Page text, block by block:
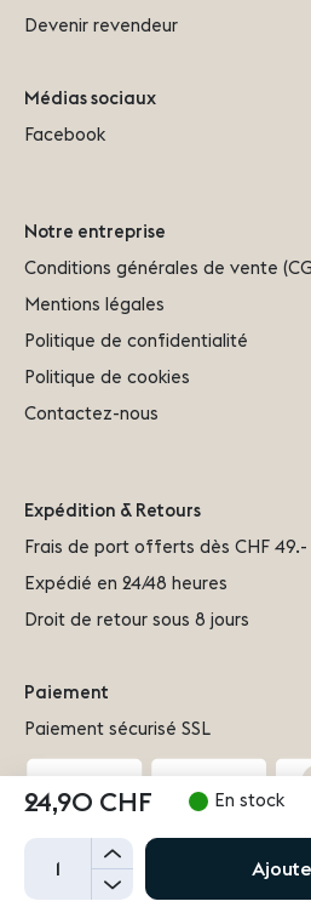
24,90 CHF En stock
+
-
Devenir revendeur
Médias sociaux
Facebook
Notre entreprise
Conditions générales de vente
Mentions légales
Politique de confidentialité
Politique de cookies
Contactez-nous
Expédition & Retours
Frais de port offerts dès CHF
Expédié en 24/48 heures
Droit de retour sous 8 jours
Paiement
Paiement sécurisé SSL
Copyright © 2026 -
reserved.